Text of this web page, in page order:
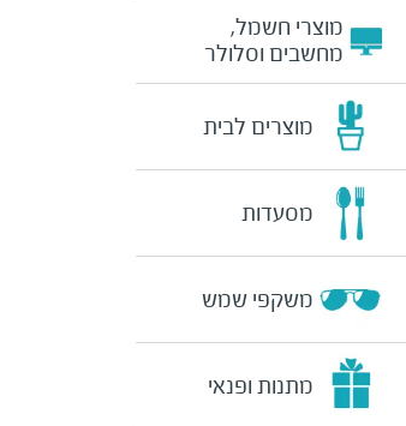
מוצרי חשמל,
מחשבים וסלולר
מוצרים לבית
מסעדות
משקפי שמש
מתנות ופנאי